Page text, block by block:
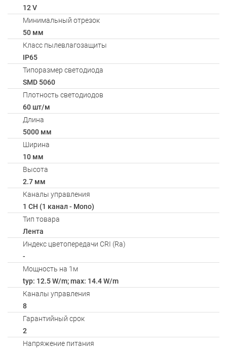
12 V
Минимальный отрезок
50 мм
Класс пылевлагозащиты
IP65
Типоразмер светодиода
SMD 5060
Плотность светодиодов
60 шт/м
Длина
5000 мм
Ширина
10 мм
Высота
2.7 мм
Каналы управления
1 CH (1 канал - Mono)
Тип товара
Лента
Индекс цветопередачи CRI (Ra)
-
Мощность на 1м
typ: 12.5 W/m; max: 14.4 W/m
Каналы управления
8
Гарантийный срок
2
Напряжение питания